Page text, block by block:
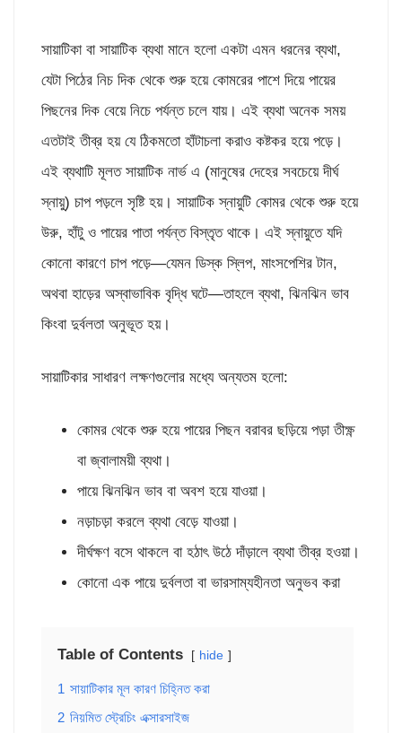
সায়াটিকা বা সায়াটিক ব্যথা মানে হলো একটা এমন ধরনের ব্যথা,
যেটা পিঠের নিচ দিক থেকে শুরু হয়ে কোমরের পাশে দিয়ে পায়ের
পিছনের দিক বেয়ে নিচে পর্যন্ত চলে যায়। এই ব্যথা অনেক সময়
এতটাই তীব্র হয় যে ঠিকমতো হাঁটাচলা করাও কষ্টকর হয়ে পড়ে।
এই ব্যথাটি মূলত সায়াটিক নার্ভ এ (মানুষের দেহের সবচেয়ে দীর্ঘ
স্নায়ু) চাপ পড়লে সৃষ্টি হয়। সায়াটিক স্নায়ুটি কোমর থেকে শুরু হয়ে
উরু, হাঁটু ও পায়ের পাতা পর্যন্ত বিস্তৃত থাকে। এই স্নায়ুতে যদি
কোনো কারণে চাপ পড়ে—যেমন ডিস্ক স্লিপ, মাংসপেশির টান,
অথবা হাড়ের অস্বাভাবিক বৃদ্ধি ঘটে—তাহলে ব্যথা, ঝিনঝিন ভাব
কিংবা দুর্বলতা অনুভূত হয়।
সায়াটিকার সাধারণ লক্ষণগুলোর মধ্যে অন্যতম হলো:
কোমর থেকে শুরু হয়ে পায়ের পিছন বরাবর ছড়িয়ে পড়া তীক্ষ্ণ
বা জ্বালাময়ী ব্যথা।
পায়ে ঝিনঝিন ভাব বা অবশ হয়ে যাওয়া।
নড়াচড়া করলে ব্যথা বেড়ে যাওয়া।
দীর্ঘক্ষণ বসে থাকলে বা হঠাৎ উঠে দাঁড়ালে ব্যথা তীব্র হওয়া।
কোনো এক পায়ে দুর্বলতা বা ভারসাম্যহীনতা অনুভব করা
Table of Contents hide
1 সায়াটিকার মূল কারণ চিহ্নিত করা
2 নিয়মিত স্ট্রেচিং এক্সারসাইজ